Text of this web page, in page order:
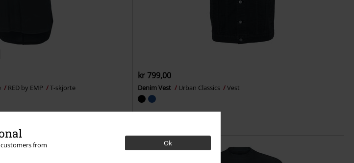
from
Ok
RED by EMP T-skjorte
kr 799,00
Denim Vest Urban Classics Vest